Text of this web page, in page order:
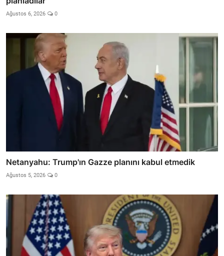
Ağustos 6, 2026 0
Netanyahu: Trump'ın Gazze planını kabul etmedik
Ağustos 5, 2026 0